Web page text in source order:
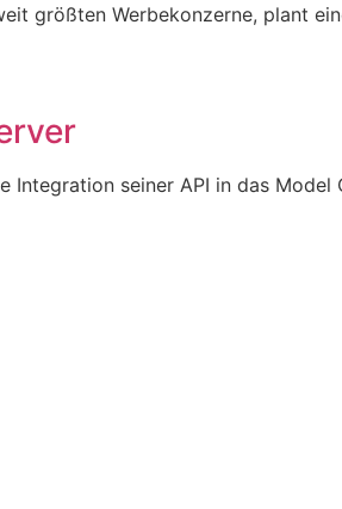
größten Werbekonzerne, plant
seiner API in das Model